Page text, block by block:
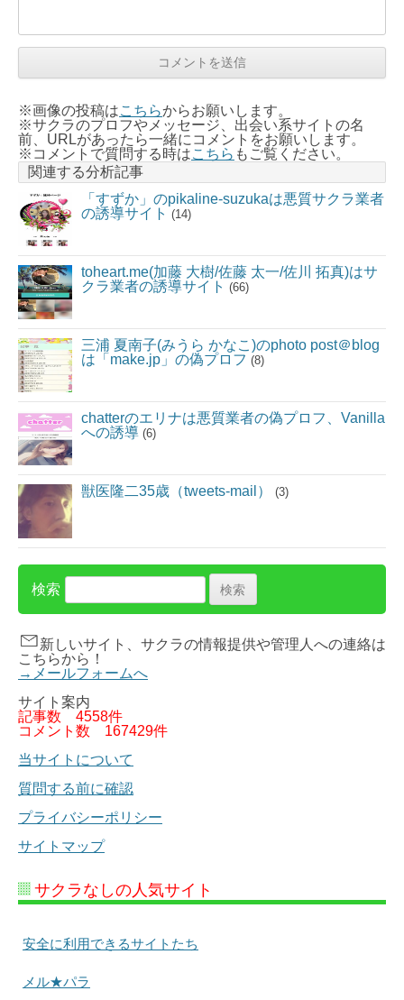
※画像の投稿はこちらからお願いします。
※サクラのプロフやメッセージ、出会い系サイトの名
前、URLがあったら一緒にコメントをお願いします。
※コメントで質問する時はこちら もご覧ください。
関連する分析記事
「すずか」のpikaline-suzukaは悪質サクラ業者
の誘導サイト (14)
toheart.me(加藤 大樹/佐藤 太一/佐川 拓真)はサ
クラ業者の誘導サイト (66)
三浦 夏南子(みうら かなこ)のphoto post＠blog
は「make.jp」の偽プロフ (8)
chatterのエリナは悪質業者の偽プロフ、Vanilla
への誘導 (6)
獣医隆二35歳（tweets-mail） (3)
検索
新しいサイト、サクラの情報提供や管理人への連絡は
こちらから！
→メールフォームへ
サイト案内
記事数 4558件
コメント数 167429件
当サイトについて
質問する前に確認
プライバシーポリシー
サイトマップ
サクラなしの人気サイト
安全に利用できるサイトたち
メル★パラ